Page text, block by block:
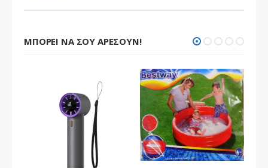
ΜΠΟΡΕΊ ΝΑ ΣΟΥ ΑΡΈΣΟΥΝ!